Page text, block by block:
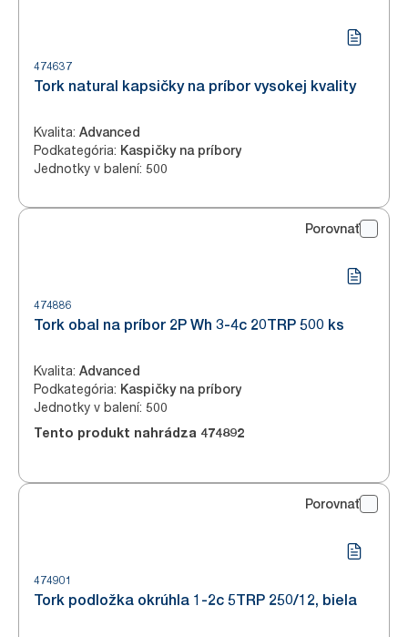
474637
Tork natural kapsičky na príbor vysokej kvality
Kvalita: Advanced
Podkategória: Kaspičky na príbory
Jednotky v balení: 500
Porovnať
474886
Tork obal na príbor 2P Wh 3-4c 20TRP 500 ks
Kvalita: Advanced
Podkategória: Kaspičky na príbory
Jednotky v balení: 500
Tento produkt nahrádza 474892
Porovnať
474901
Tork podložka okrúhla 1-2c 5TRP 250/12, biela